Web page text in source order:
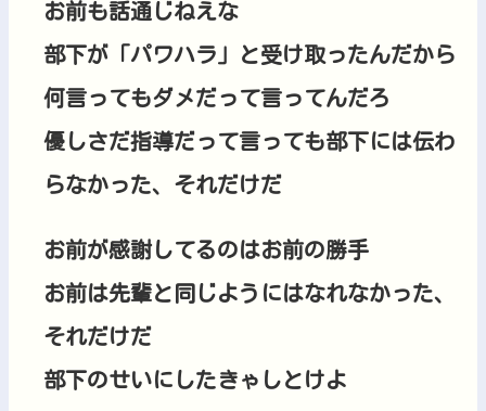
お前も話通じねえな
部下が「パワハラ」と受け取ったんだから
何言ってもダメだって言ってんだろ
優しさだ指導だって言っても部下には伝わ
らなかった、それだけだ
お前が感謝してるのはお前の勝手
お前は先輩と同じようにはなれなかった、
それだけだ
部下のせいにしたきゃしとけよ